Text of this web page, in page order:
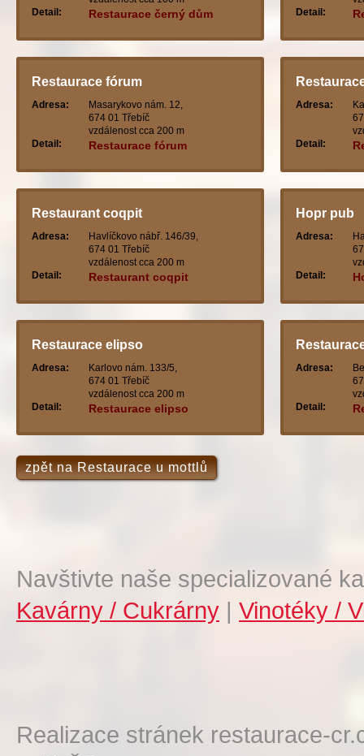
Detail:
Restaurace černý dům
Detail:
Restaurace fórum
Adresa:
Masarykovo nám. 12,
674 01 Třebíč
vzdálenost cca 200 m
Detail:
Restaurace fórum
Adresa:
Detail:
Restaurant coqpit
Adresa:
Havlíčkovo nábř. 146/39,
674 01 Třebíč
vzdálenost cca 200 m
Detail:
Restaurant coqpit
Hopr pub
Adresa:
Detail:
Restaurace elipso
Adresa:
Karlovo nám. 133/5,
674 01 Třebíč
vzdálenost cca 200 m
Detail:
Restaurace elipso
Adresa:
Detail:
zpět na Restaurace u mottlů
Navštivte naše specializované
Kavárny / Cukrárny | Vinotéky /
Realizace stránek restaurace-